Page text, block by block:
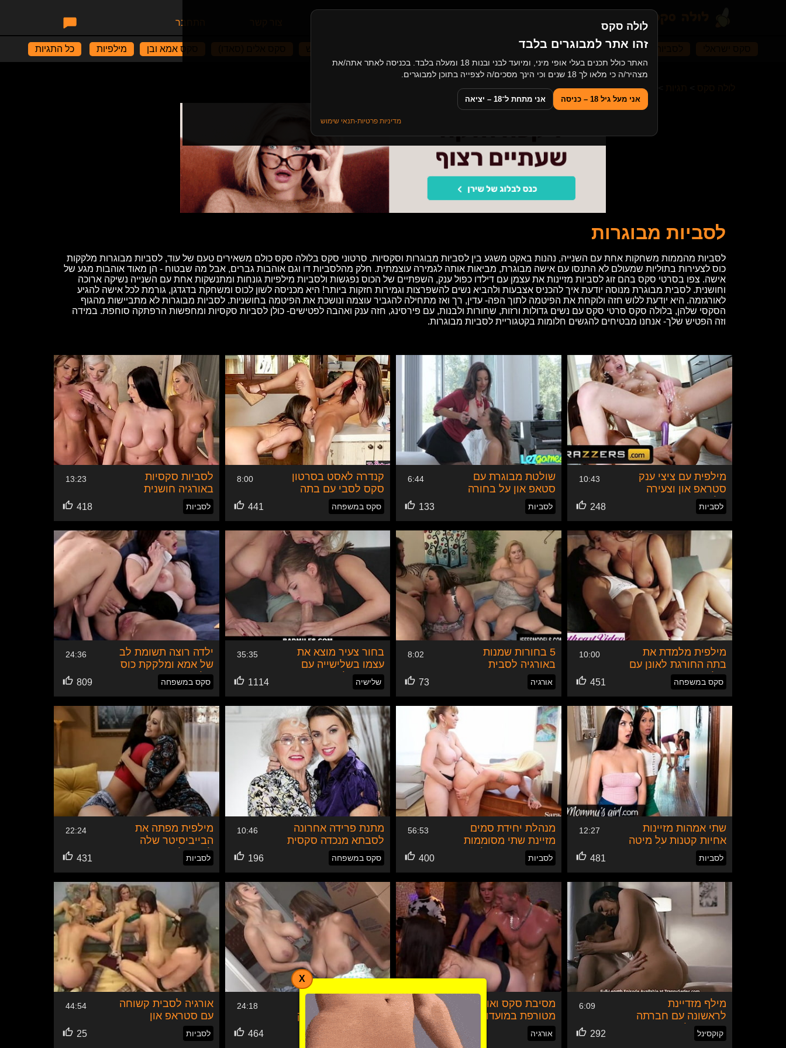
לולה סקס
זהו אתר למבוגרים בלבד
האתר כולל תכנים בעלי אופי מיני, ומיועד לבני ובנות 18 ומעלה בלבד. בכניסה לאתר אתה/את
מצהיר/ה כי מלאו לך 18 שנים וכי הינך מסכים/ה לצפייה בתוכן למבוגרים.
אני מעל גיל 18 – כניסה אני מתחת ל־18 – יציאה
מדיניות פרטיות·תנאי שימוש
התחבר
לסביות מבוגרות עיסוי ארוטי סקס במשפחה סקס אמא ובן מילפיות כל התגיות
לסביות מבוגרות
לסביות מבוגרות
לסביות מהממות משחקות אחת עם השנייה, נהנות באקט משגע בין לסביות מבוגרות וסקסיות. סרטוני סקס בלולה סקס כולם משאירים טעם של עוד, לסביות מבוגרות מלקקות
כוס לצעירות בתוליות שמעולם לא התנסו עם אישה מבוגרת, מביאות אותה לגמירה עוצמתית. חלק מהלסביות דו וגם אוהבות גברים, אבל מה שבטוח - הן מאוד אוהבות מגע של
אישה. צפו בסרטי סקס בהם זוג לסביות מזיינות את עצמן עם דילדו כפול ענק, השפתיים של הכוס נפגשות ולסביות מילפיות גונחות ומתנשקות אחת עם השנייה נשיקה ארוכה
וחושנית. לסבית מבוגרת מנוסה יודעת איך להכניס אצבעות ולהביא נשים להשפרצות וגמירות חזקות ביותר! היא מכניסה לשון לכוס ומשחקת בדגדגן, גורמת לכל אישה להגיע
לאורגזמה. היא יודעת ללוש חזה ולוקחת את הפיטמה לתוך הפה- עדין, רך ואז מתחילה להגביר עוצמה ונושכת את הפיטמה בחושניות. לסביות מבוגרות לא מתביישות מהגוף
הסקסי שלהן, בלולה סקס סרטי סקס עם נשים גדולות ורזות, שחורות ולבנות, עם פירסינג, חזה ענק ואהבה לפטישים- כולן לסביות סקסיות ומחפשות הרפתקה סוחפת. במידה
וזה הפטיש שלך- אנחנו מבטיחים להגשים חלומות בקטגוריית לסביות מבוגרות.
מילפית עם ציצי ענק
סטראפ און וצעירה
בלונדינית
10:43
לסביות 248
שולטת מבוגרת עם
סטאפ און על בחורה
צעירה
6:44
לסביות 133
קנדרה לאסט בסרטון
סקס לסבי עם בתה
החורגת
8:00
סקס במשפחה 441
לסביות סקסיות
באורגיה חושנית
13:23
לסביות 418
מילפית מלמדת את
בתה החורגת לאונן עם
דילדו בפעם הראשונה
10:00
סקס במשפחה 451
5 בחורות שמנות
באורגיה לסבית
8:02
אורגיה 73
בחור צעיר מוצא את
עצמו בשלישייה עם
חברה שלו ואמה
החורגת
35:35
שלישיה 1114
ילדה רוצה תשומת לב
של אמא ומלקקת כוס
של אמא
24:36
סקס במשפחה 809
שתי אמהות מזיינות
אחיות קטנות על מיטה
אחת - אורגיה לסבית
מטורפת
12:27
לסביות 481
מנהלת יחידת סמים
מזיינת שתי מסוממות
שמנות שעברו על
החוק ויקבלו ענישת
56:53
לסביות 400
מתנת פרידה אחרונה
לסבתא מנכדה סקסית
10:46
סקס במשפחה 196
מילפית מפתה את
הבייביסיטר שלה
לסקס לסביות
22:24
לסביות 431
מילף מזדיינת
לראשונה עם חברתה
הקוקסינל
6:09
קוקסינל 292
מסיבת סקס ואורגיה
מטורפת במועדון
בצ'כיה
39:03
אורגיה 750
בעלת הבית חולבת
מובילה עם ציצי ענק
24:18
לסביות 464
אורגיה לסבית קשוחה
עם סטראפ און
44:54
לסביות 25
X
כינוי: —
✕